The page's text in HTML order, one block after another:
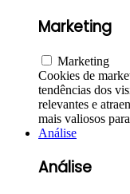
Marketing
Marketing
Cookies de
tendências dos
relevantes e
mais valiosos
Análise
Análise